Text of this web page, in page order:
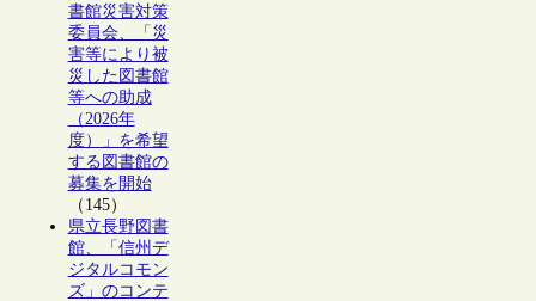
書館災害対策
委員会、「災
害等により被
災した図書館
等への助成
（2026年
度）」を希望
する図書館の
募集を開始
（145）
県立長野図書
館、「信州デ
ジタルコモン
ズ」のコンテ